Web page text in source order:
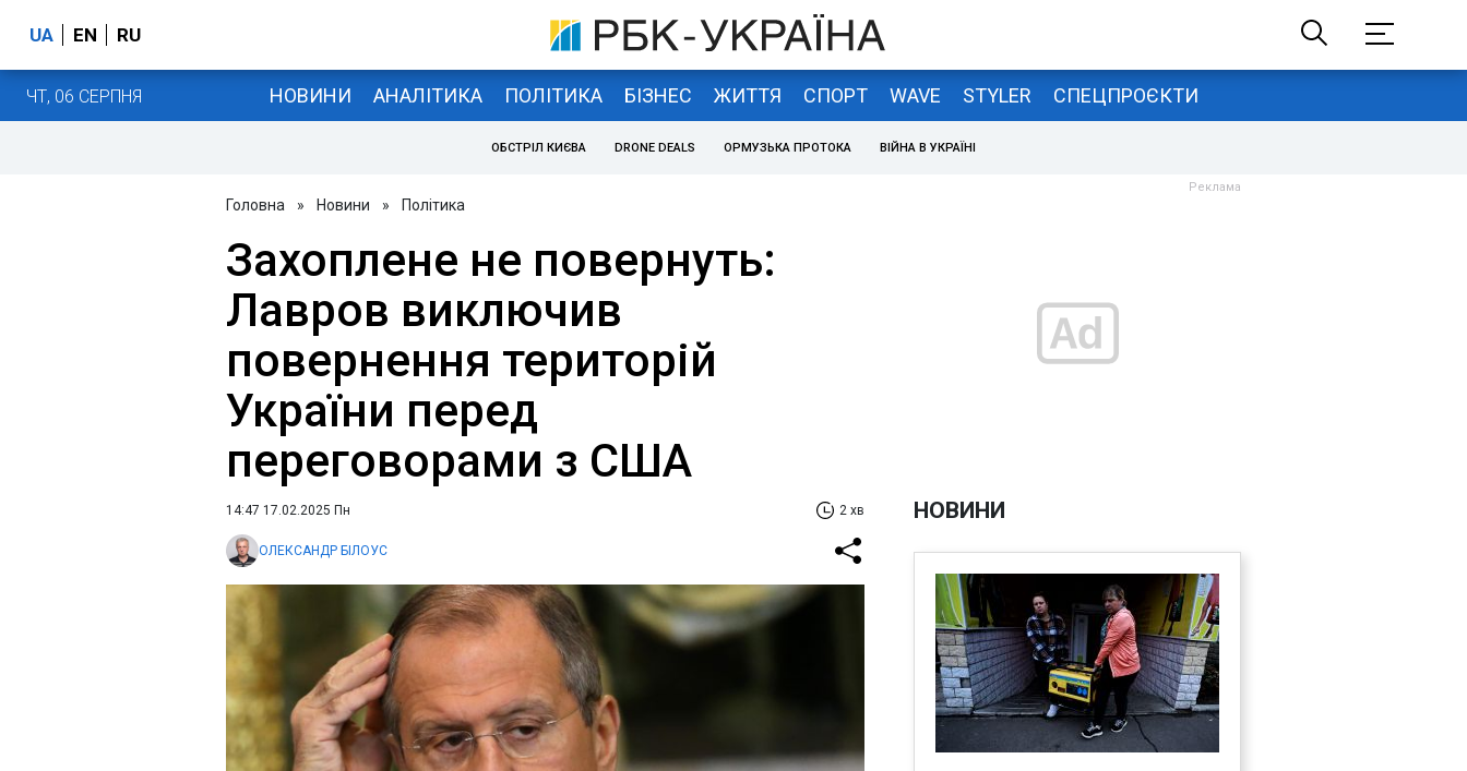
UA EN RU
ЧТ, 06 СЕРПНЯ НОВИНИ АНАЛІТИКА ПОЛІТИКА БІЗНЕС ЖИТТЯ СПОРТ WAVE STYLER СПЕЦПРОЄКТИ
ОБСТРІЛ КИЄВА DRONE DEALS ОРМУЗЬКА ПРОТОКА ВІЙНА В УКРАЇНІ
Головна » Новини » Політика
Захоплене не повернуть:
Лавров виключив
повернення територій
України перед
переговорами з США
14:47 17.02.2025 Пн 2 хв
ОЛЕКСАНДР БІЛОУС
НОВИНИ